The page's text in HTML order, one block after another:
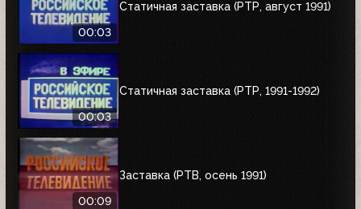
00:03
Статичная заставка (РТР, август 1991)
00:03
Статичная заставка (РТР, 1991-1992)
00:09
Заставка (РТВ, осень 1991)